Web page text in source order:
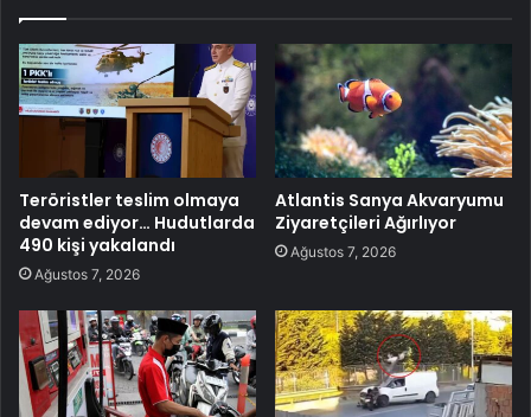
Teröristler teslim olmaya
devam ediyor… Hudutlarda
490 kişi yakalandı
Ağustos 7, 2026
Atlantis Sanya Akvaryumu
Ziyaretçileri Ağırlıyor
Ağustos 7, 2026